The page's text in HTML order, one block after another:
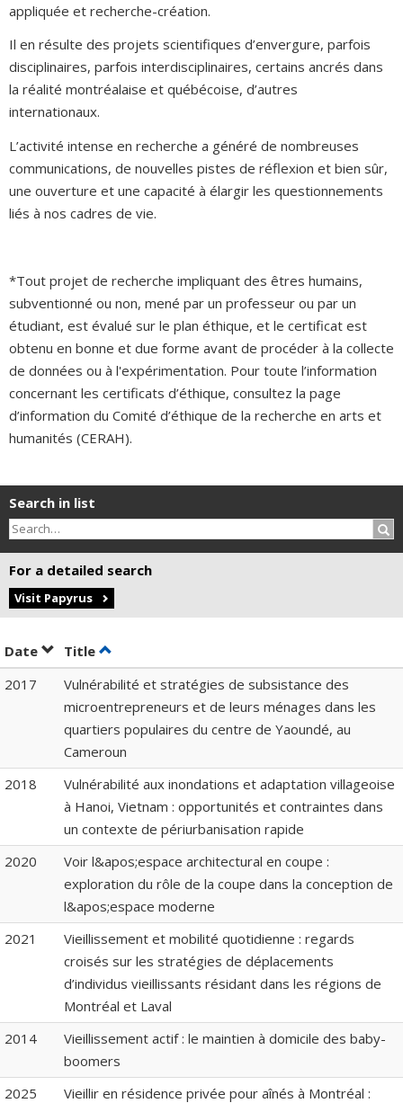
appliquée et recherche-création.
Il en résulte des projets scientifiques d’envergure, parfois
disciplinaires, parfois interdisciplinaires, certains ancrés dans
la réalité montréalaise et québécoise, d’autres
internationaux.
L’activité intense en recherche a généré de nombreuses
communications, de nouvelles pistes de réflexion et bien sûr,
une ouverture et une capacité à élargir les questionnements
liés à nos cadres de vie.
*Tout projet de recherche impliquant des êtres humains,
subventionné ou non, mené par un professeur ou par un
étudiant, est évalué sur le plan éthique, et le certificat est
obtenu en bonne et due forme avant de procéder à la collecte
de données ou à l'expérimentation. Pour toute l’information
concernant les certificats d’éthique, consultez la page
d’information du Comité d’éthique de la recherche en arts et
humanités (CERAH).
Search in list
For a detailed search
Visit Papyrus
Date Sort by date in descending order
Title Sort by title in descending order
2017
Vulnérabilité et stratégies de subsistance des
microentrepreneurs et de leurs ménages dans les
quartiers populaires du centre de Yaoundé, au
Cameroun
2018
Vulnérabilité aux inondations et adaptation villageoise
à Hanoi, Vietnam : opportunités et contraintes dans
un contexte de périurbanisation rapide
2020
Voir l&apos;espace architectural en coupe :
exploration du rôle de la coupe dans la conception de
l&apos;espace moderne
2021
Vieillissement et mobilité quotidienne : regards
croisés sur les stratégies de déplacements
d’individus vieillissants résidant dans les régions de
Montréal et Laval
2014
Vieillissement actif : le maintien à domicile des baby-
boomers
2025
Vieillir en résidence privée pour aînés à Montréal :